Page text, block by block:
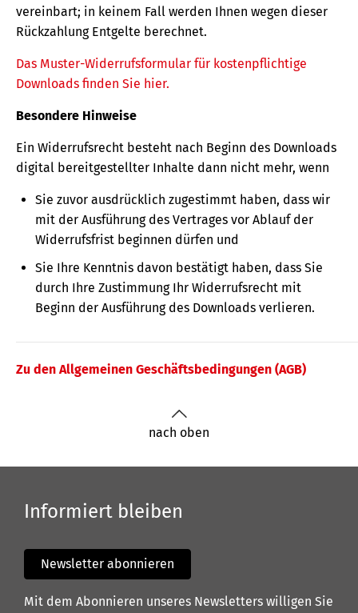
vereinbart; in keinem Fall werden Ihnen wegen dieser
Rückzahlung Entgelte berechnet.
Das Muster-Widerrufsformular für kostenpflichtige
Downloads finden Sie hier.
Besondere Hinweise
Ein Widerrufsrecht besteht nach Beginn des Downloads
digital bereitgestellter Inhalte dann nicht mehr, wenn
Sie zuvor ausdrücklich zugestimmt haben, dass wir
mit der Ausführung des Vertrages vor Ablauf der
Widerrufsfrist beginnen dürfen und
Sie Ihre Kenntnis davon bestätigt haben, dass Sie
durch Ihre Zustimmung Ihr Widerrufsrecht mit
Beginn der Ausführung des Downloads verlieren.
Zu den Allgemeinen Geschäftsbedingungen (AGB)
nach oben
Informiert bleiben
Newsletter abonnieren
Mit dem Abonnieren unseres Newsletters willigen Sie